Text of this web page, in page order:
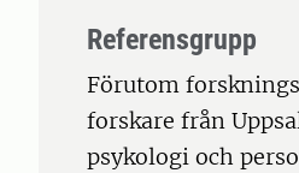
Referensgrupp
Förutom
forskare från
psykologi och